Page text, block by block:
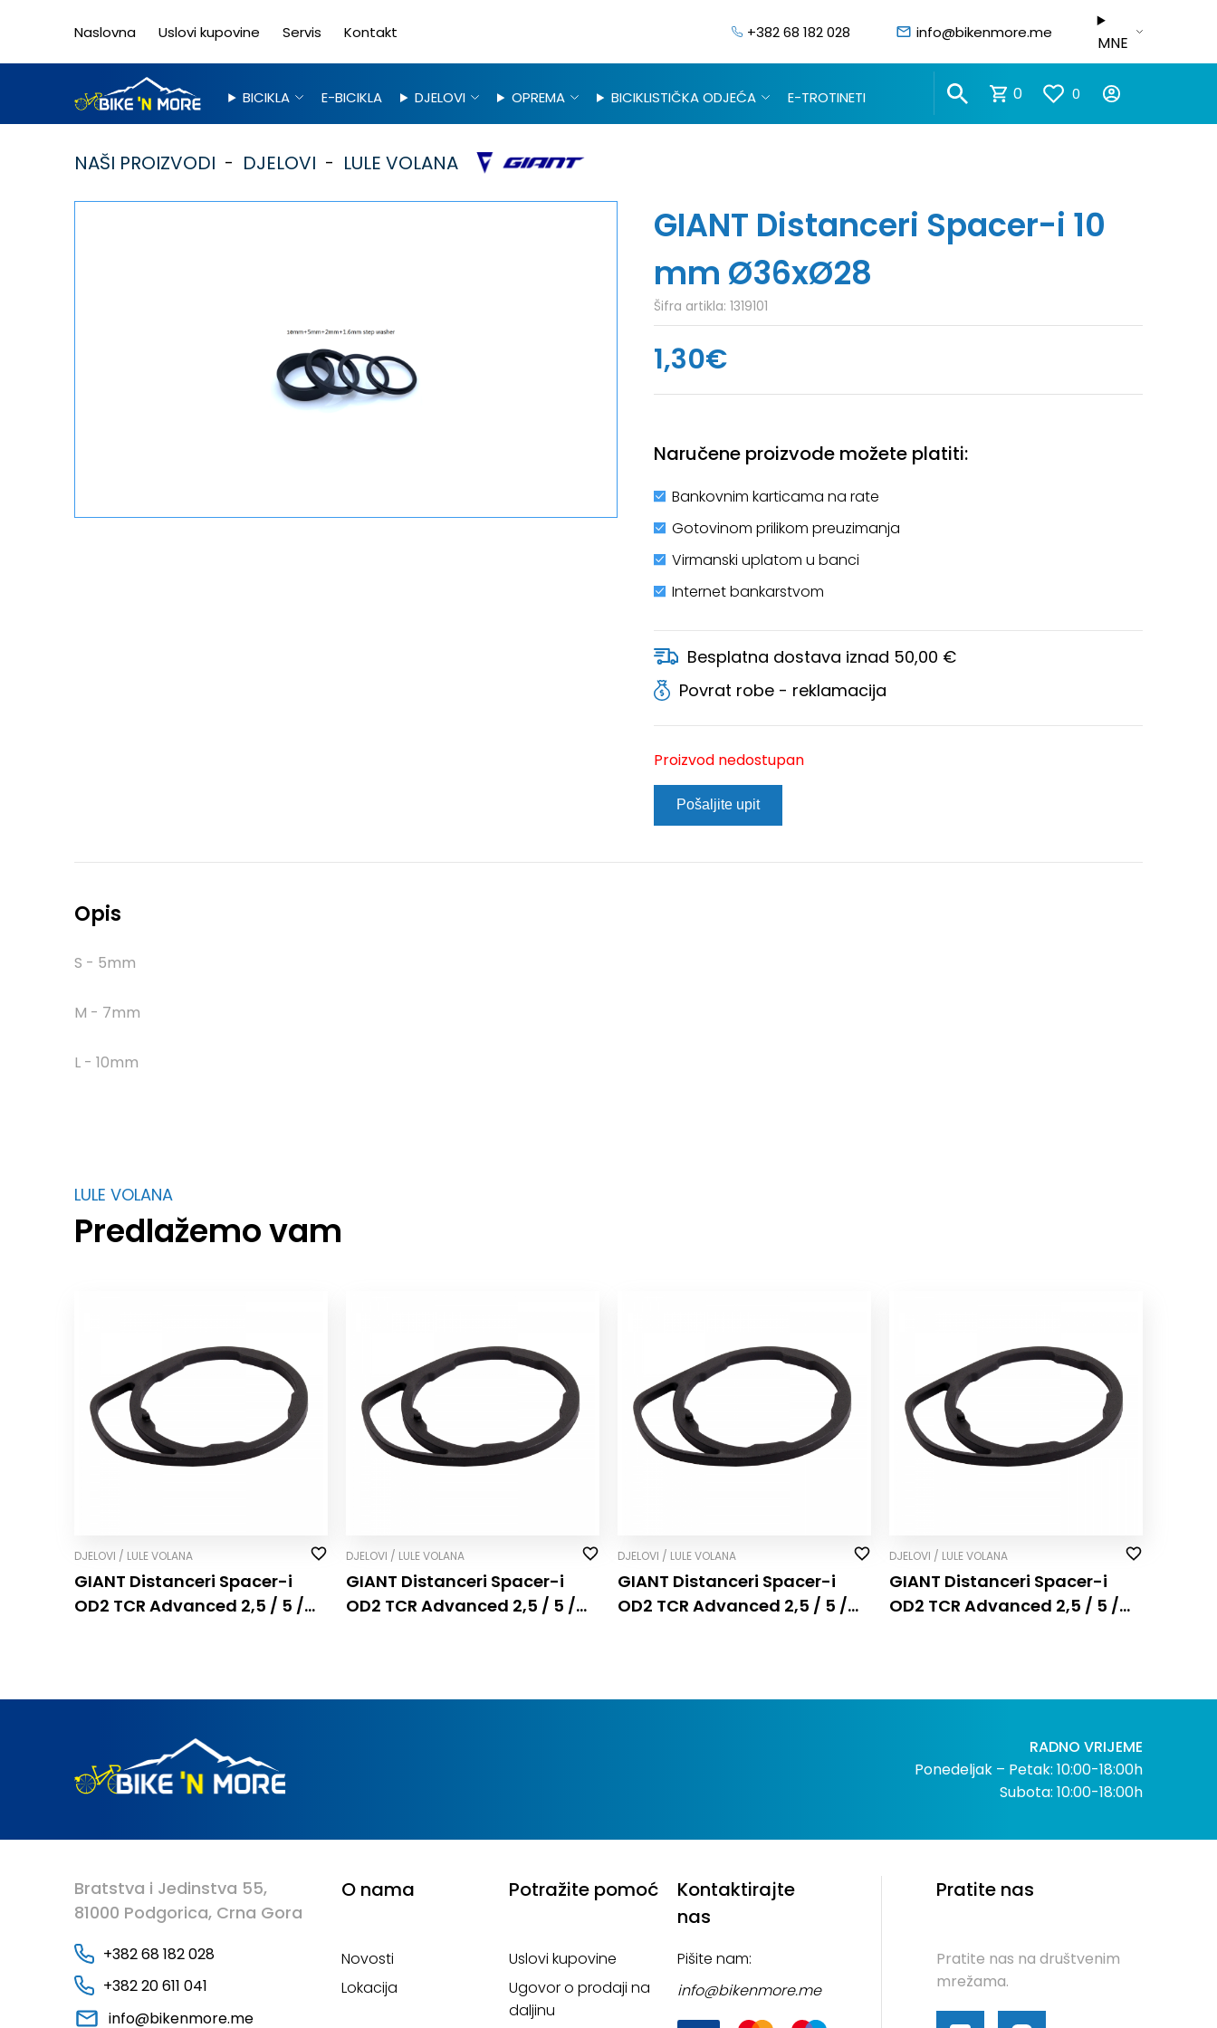
Naslovna Uslovi kupovine Servis Kontakt +382 68 182 028 info@bikenmore.me
MNE
BICIKLA E-BICIKLA DJELOVI OPREMA BICIKLISTIČKA ODJEĆA E-TROTINETI 0 0
NAŠI PROIZVODI DJELOVI LULE VOLANA
GIANT Distanceri Spacer-i 10
mm Ø36xØ28
Šifra artikla:1319101
1,30€
Naručene proizvode možete platiti:
Bankovnim karticama na rate
Gotovinom prilikom preuzimanja
Virmanski uplatom u banci
Internet bankarstvom
Besplatna dostava iznad 50,00 €
Povrat robe - reklamacija
Proizvod nedostupan
Pošaljite upit
Opis
S - 5mm
M - 7mm
L - 10mm
LULE VOLANA
Predlažemo vam
DJELOVI / LULE VOLANA
GIANT Distanceri Spacer-i
OD2 TCR Advanced 2,5 / 5 /
DJELOVI / LULE VOLANA
GIANT Distanceri Spacer-i
OD2 TCR Advanced 2,5 / 5 /
DJELOVI / LULE VOLANA
GIANT Distanceri Spacer-i
OD2 TCR Advanced 2,5 / 5 /
DJELOVI / LULE VOLANA
GIANT Distanceri Spacer-i
OD2 TCR Advanced 2,5 / 5 /
RADNO VRIJEME
Ponedeljak – Petak: 10:00-18:00h
Subota: 10:00-18:00h
Bratstva i Jedinstva 55,
81000 Podgorica, Crna Gora
+382 68 182 028
+382 20 611 041
info@bikenmore.me
O nama
Novosti
Lokacija
Potražite pomoć
Uslovi kupovine
Ugovor o prodaji na
daljinu
Kontaktirajte
nas
Pišite nam:
info@bikenmore.me
Pratite nas
Pratite nas na društvenim
mrežama.